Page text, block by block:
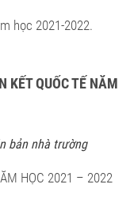
học 2021-2022.
KẾT QUỐC TẾ NĂM
bản nhà trường
HỌC 2021 – 2022